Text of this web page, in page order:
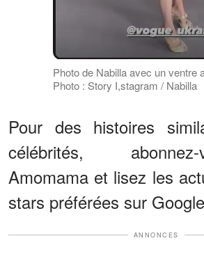
Photo de Nabilla avec un ventre
Photo : Story I,stagram / Nabilla
Pour des histoires
célébrités,
Amomama et lisez les
stars préférées sur
ANNONCES